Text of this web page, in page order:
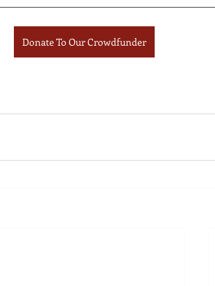
Donate To Our Crowdfunder